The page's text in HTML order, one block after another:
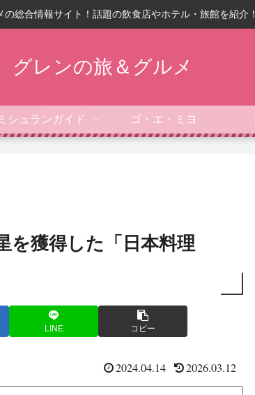
の総合情報サイト！話題の飲食店やホテル・旅館を紹介！
グレンの旅＆グルメ
ミシュランガイド ゴ・エ・ミヨ
を獲得した「日本料理
LINE コピー
2024.04.14 2026.03.12